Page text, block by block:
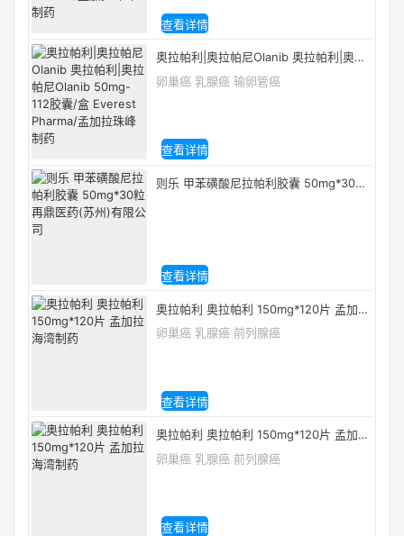
查看详情
奥拉帕利|奥拉帕尼Olanib 奥拉帕利|奥拉
帕尼Olanib 50mg-112胶囊/盒 Everest
卵巢癌 乳腺癌 输卵管癌
查看详情
则乐 甲苯磺酸尼拉帕利胶囊 50mg*30粒
查看详情
奥拉帕利 奥拉帕利 150mg*120片 孟加拉
海湾制药
卵巢癌 乳腺癌 前列腺癌
查看详情
奥拉帕利 奥拉帕利 150mg*120片 孟加拉
海湾制药
卵巢癌 乳腺癌 前列腺癌
查看详情